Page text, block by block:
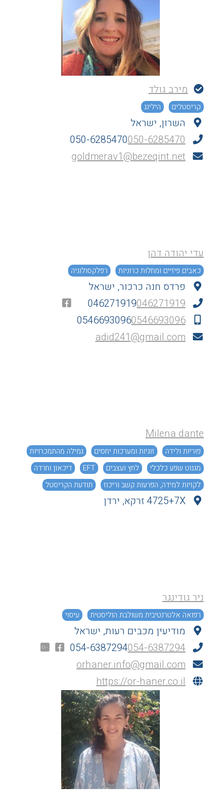
מירב גולד
קריסטלים הילינג
השרון, ישראל
050-6285470050-6285470
goldmerav1@bezeqint.net
עדי יהודה דהן
כאבים פיזיים ומחלות כרוניות רפלקסולוגיה
פרדס חנה כרכור, ישראל
046271919046271919
05466930960546693096
adid241@gmail.com
Milena dante
פוריות ולידה זוגיות ומערכות יחסים
גמילה מהתמכרויות
מגנוט שפע כלכלי
לחץ ועצבים EFT
דיכאון וחרדה
לקויות למידה, הפרעות קשב וריכוז
תודעת הקריסטל
ניר גודינגר
רפואה אלטרנטיבית משולבת הוליסטית עיסוי
מודיעין מכבים רעות, ישראל
054-6387294054-6387294
orhaner.info@gmail.com
https://or-haner.co.il